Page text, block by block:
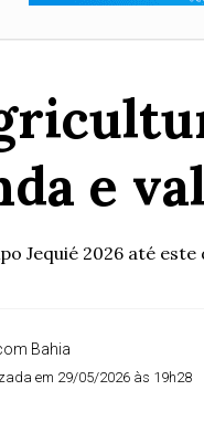
e
Jequié 2026 até
Bahia
em 29/05/2026 às 19h28